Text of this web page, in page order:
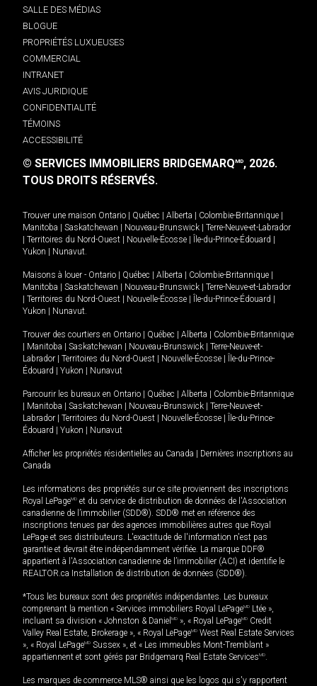
SALLE DES MÉDIAS
BLOGUE
PROPRIÉTÉS LUXUEUSES
COMMERCIAL
INTRANET
AVIS JURIDIQUE
CONFIDENTIALITÉ
TÉMOINS
ACCESSIBILITÉ
© SERVICES IMMOBILIERS BRIDGEMARQMD, 2026.
TOUS DROITS RÉSERVÉS.
Trouver une maison Ontario Québec Alberta Colombie-Britannique
Manitoba
Saskatchewan Nouveau-Brunswick
Terre-Neuve-et-Labrador
Territoires du Nord-Ouest Nouvelle-Écosse Île-du-Prince-Édouard
Yukon
Nunavut.
Maisons à louer - Ontario Québec Alberta Colombie-Britannique
Manitoba
Saskatchewan Nouveau-Brunswick
Terre-Neuve-et-Labrador
Territoires du Nord-Ouest Nouvelle-Écosse Île-du-Prince-Édouard
Yukon
Nunavut.
Trouver des courtiers en Ontario Québec Alberta
Colombie-Britannique
Manitoba Saskatchewan Nouveau-Brunswick
Terre-Neuve-et-
Labrador
Territoires du Nord-Ouest Nouvelle-Écosse
Île-du-Prince-
Édouard
Yukon Nunavut
Parcourir les bureaux en Ontario Québec Alberta
Colombie-Britannique
Manitoba Saskatchewan Nouveau-Brunswick
Terre-Neuve-et-
Labrador
Territoires du Nord-Ouest Nouvelle-Écosse
Île-du-Prince-
Édouard
Yukon Nunavut
Afficher les propriétés résidentielles au Canada
Dernières inscriptions au
Canada
Les informations des propriétés sur ce site proviennent des inscriptions
Royal LePageMD et du service de distribution de données de l'Association
canadienne de l’immobilier (SDD®). SDD® met en référence des
inscriptions tenues par des agences immobilières autres que Royal
LePage et ses distributeurs. L'exactitude de l'information n'est pas
garantie et devrait être indépendamment vérifiée. La marque DDF®
appartient à l'Association canadienne de l’immobilier (ACI) et identifie le
REALTOR.ca Installation de distribution de données (SDD®).
*Tous les bureaux sont des propriétés indépendantes. Les bureaux
comprenant la mention « Services immobiliers Royal LePageMD Ltée »,
incluant sa division « Johnston & Daniel MD », « Royal LePageMD Credit
Valley Real Estate, Brokerage », « Royal LePageMD West Real Estate Services
», « Royal LePageMD Sussex », et « Les immeubles Mont-Tremblant »
appartiennent et sont gérés par Bridgemarq Real Estate ServicesMD.
Les marques de commerce MLS® ainsi que les logos qui s'y rapportent